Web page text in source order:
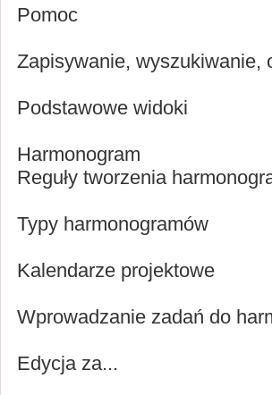
Pomoc
Zapisywanie, wyszukiwanie,
Podstawowe widoki
Harmonogram
Reguły tworzenia
Typy harmonogramów
Kalendarze projektowe
Wprowadzanie zadań do
Edycja za...